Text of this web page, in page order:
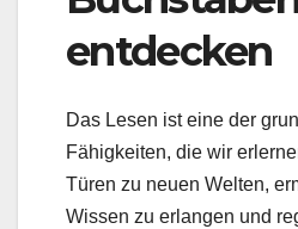
entdecken
Das Lesen ist eine der
Fähigkeiten, die wir
Türen zu neuen Welten,
Wissen zu erlangen und